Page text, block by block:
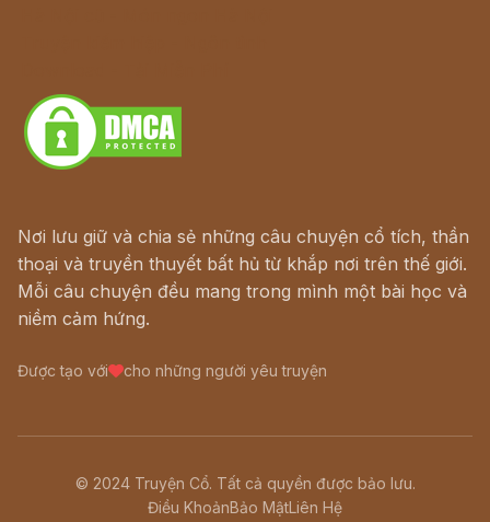
Nơi lưu giữ và chia sẻ những câu chuyện cổ tích, thần
thoại và truyền thuyết bất hủ từ khắp nơi trên thế giới.
Mỗi câu chuyện đều mang trong mình một bài học và
niềm cảm hứng.
Được tạo với cho những người yêu truyện
© 2024 Truyện Cổ. Tất cả quyền được bảo lưu.
Điều KhoảnBảo MậtLiên Hệ